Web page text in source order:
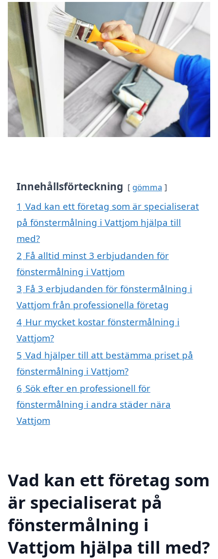
Innehållsförteckning gömma
1 Vad kan ett företag som är specialiserat
på fönstermålning i Vattjom hjälpa till
med?
2 Få alltid minst 3 erbjudanden för
fönstermålning i Vattjom
3 Få 3 erbjudanden för fönstermålning i
Vattjom från professionella företag
4 Hur mycket kostar fönstermålning i
Vattjom?
5 Vad hjälper till att bestämma priset på
fönstermålning i Vattjom?
6 Sök efter en professionell för
fönstermålning i andra städer nära
Vattjom
Vad kan ett företag som
är specialiserat på
fönstermålning i
Vattjom hjälpa till med?